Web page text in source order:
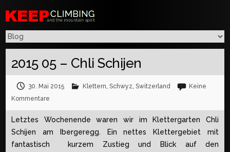
2015 05 – Chli Schijen
30. Mai 2015 Klettern, Schwyz, Switzerland
Keine
Kommentare
Letztes Wochenende waren wir im Klettergarten Chli
Schijen am Ibergeregg. Ein nettes Klettergebiet mit
fantastisch kurzem Zustieg und Blick auf den